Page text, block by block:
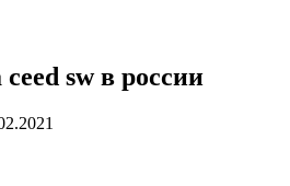
sw в россии